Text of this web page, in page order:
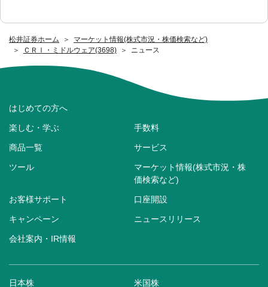
松井証券ホーム
マーケット情報(株式市況・株価検索など)
ＣＲＩ・ミドルウェア(3698)
ニュース
はじめての方へ
楽しむ・学ぶ 手数料
商品一覧 サービス
ツール
マーケット情報(株式市況・株
価検索など)
お客様サポート 口座開設
キャンペーン ニュースリリース
会社案内・IR情報
日本株 米国株